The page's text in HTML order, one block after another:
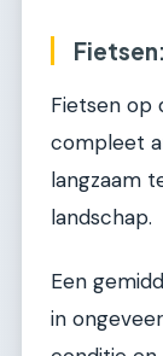
Fietsen op
compleet
langzaam
landschap.
Een
in